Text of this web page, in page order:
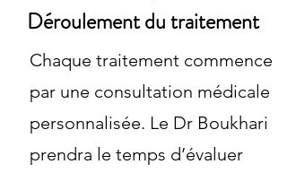
Déroulement du traitement
Chaque traitement commence
par une consultation médicale
personnalisée. Le Dr Boukhari
prendra le temps d’évaluer